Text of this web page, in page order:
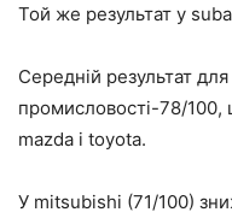
Той же результат у
Середній результат
промисловості-78/
mazda і toyota.
У mitsubishi (71/100)